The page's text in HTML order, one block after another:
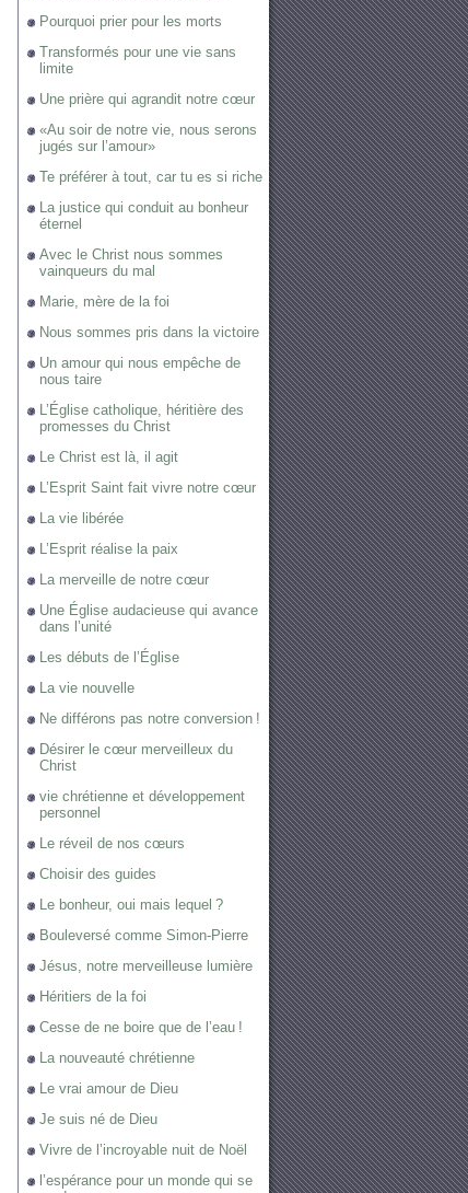
Pourquoi prier pour les morts
Transformés pour une vie sans
limite
Une prière qui agrandit notre cœur
«Au soir de notre vie, nous serons
jugés sur l’amour»
Te préférer à tout, car tu es si riche
La justice qui conduit au bonheur
éternel
Avec le Christ nous sommes
vainqueurs du mal
Marie, mère de la foi
Nous sommes pris dans la victoire
Un amour qui nous empêche de
nous taire
L’Église catholique, héritière des
promesses du Christ
Le Christ est là, il agit
L’Esprit Saint fait vivre notre cœur
La vie libérée
L’Esprit réalise la paix
La merveille de notre cœur
Une Église audacieuse qui avance
dans l’unité
Les débuts de l’Église
La vie nouvelle
Ne différons pas notre conversion !
Désirer le cœur merveilleux du
Christ
vie chrétienne et développement
personnel
Le réveil de nos cœurs
Choisir des guides
Le bonheur, oui mais lequel ?
Bouleversé comme Simon-Pierre
Jésus, notre merveilleuse lumière
Héritiers de la foi
Cesse de ne boire que de l’eau !
La nouveauté chrétienne
Le vrai amour de Dieu
Je suis né de Dieu
Vivre de l’incroyable nuit de Noël
l’espérance pour un monde qui se